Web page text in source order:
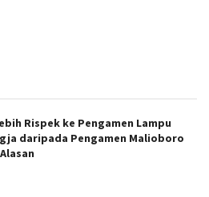
Rispek ke Pengamen Lampu
daripada Pengamen Malioboro